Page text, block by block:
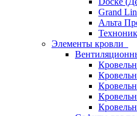
Grand
Альта
Элементы кровли